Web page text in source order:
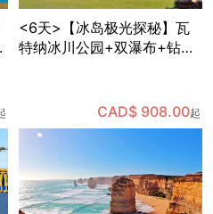
<6天>【冰岛极光探秘】瓦
特纳冰川公园+双瀑布+钻石
之一的蓝湖温泉，可自费体
验蓝冰洞探险，夜晚追寻极
CAD$ 908.00起